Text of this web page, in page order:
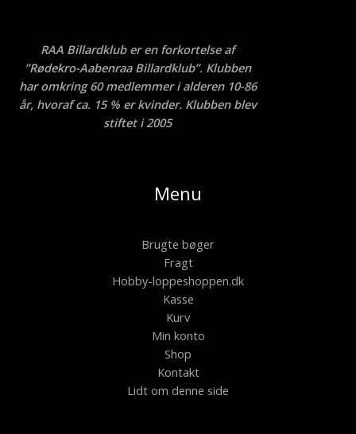
RAA Billardklub er en forkortelse af
”Rødekro-Aabenraa Billardklub”. Klubben
har omkring 60 medlemmer i alderen 10-86
år, hvoraf ca. 15 % er kvinder. Klubben blev
stiftet i 2005
Menu
Brugte bøger
Fragt
Hobby-loppeshoppen.dk
Kasse
Kurv
Min konto
Shop
Kontakt
Lidt om denne side